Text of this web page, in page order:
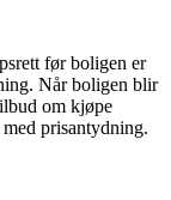
før boligen er
Når boligen blir
om kjøpe
prisantydning.